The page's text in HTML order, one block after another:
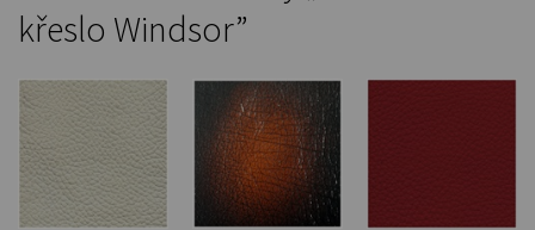
křeslo Windsor”